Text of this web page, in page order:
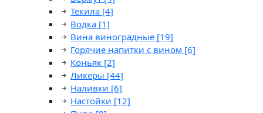
Текила [4]
Водка [1]
Вина виноградные [19]
Горячие напитки с вином [6]
Коньяк [2]
Ликеры [44]
Наливки [6]
Настойки [12]